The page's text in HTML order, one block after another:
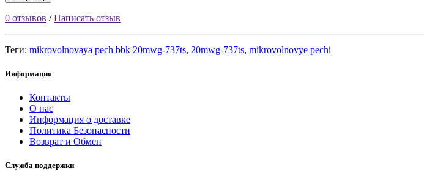
0 отзывов /Написать отзыв
Теги: mikrovolnovaya pech bbk 20mwg-737ts, 20mwg-737ts, mikrovolnovye pechi
Информация
Контакты
О нас
Информация о доставке
Политика Безопасности
Возврат и Обмен
Служба поддержки